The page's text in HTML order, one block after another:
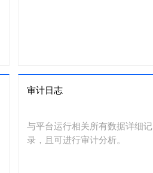
审计日志
与平台运行相关所有数据详细记
录，且可进行审计分析。